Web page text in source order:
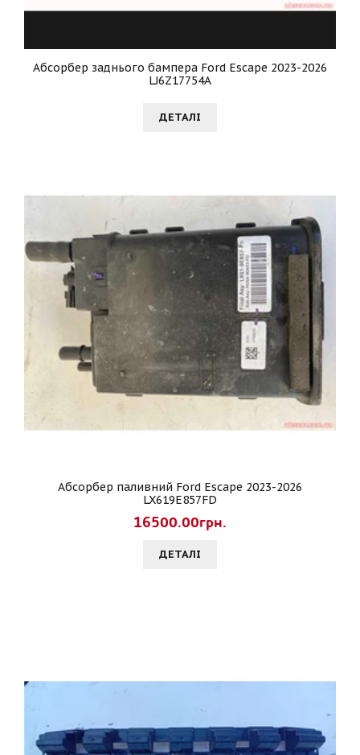
Абсорбер заднього бампера Ford Escape 2023-2026
LJ6Z17754A
ДЕТАЛI
Абсорбер паливний Ford Escape 2023-2026
LX619E857FD
16500.00грн.
ДЕТАЛI